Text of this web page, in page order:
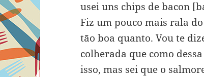
usei uns chips de bacon
Fiz um pouco mais rala
tão boa quanto. Vou te
colherada que como
isso, mas sei que o